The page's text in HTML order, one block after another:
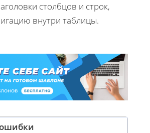
столбцов и строк,
внутри таблицы.